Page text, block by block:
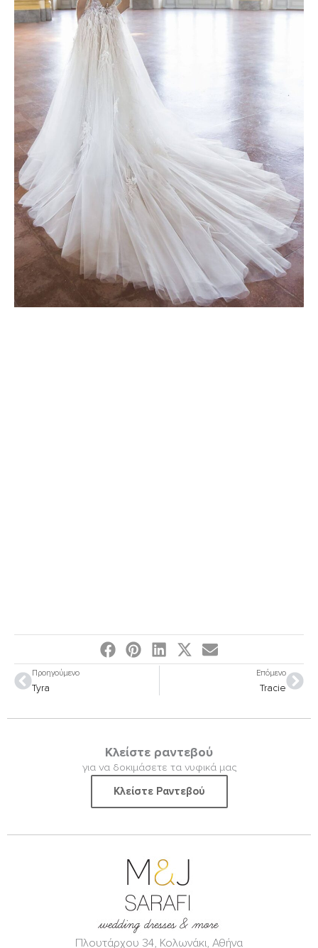
PrevΠροηγούμενο
Tyra
Επόμενο
Tracie
Κλείστε ραντεβού
για να δοκιμάσετε τα νυφικά μας
Κλείστε Ραντεβού
Πλουτάρχου 34, Κολωνάκι, Αθήνα